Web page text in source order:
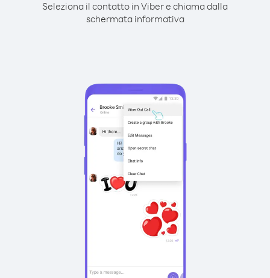
Seleziona il contatto in Viber e chiama dalla
schermata informativa